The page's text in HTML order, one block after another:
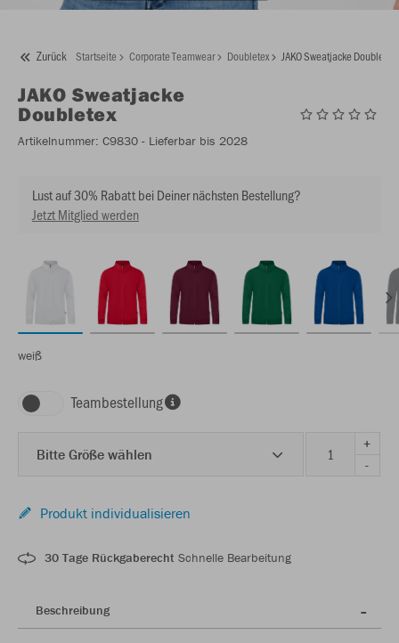
Zurück Startseite Corporate Teamwear Doubletex JAKO Sweatjacke Doubletex
JAKO Sweatjacke
Doubletex
Artikelnummer: C9830 - Lieferbar bis 2028
Lust auf 30% Rabatt bei Deiner nächsten Bestellung?
Jetzt Mitglied werden
weiß
Teambestellung
Bitte Größe wählen
+
-
Produkt individualisieren
30 Tage Rückgaberecht Schnelle Bearbeitung
Beschreibung